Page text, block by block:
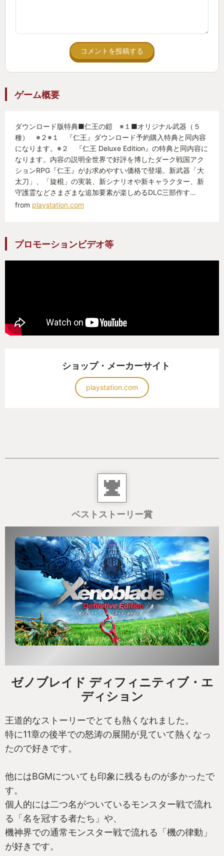
あとは敵キャラのケリーについてはヘイトを集めて
くれたのでいいキャラでした。最後に明かされる事
実についてもびっくりしました。
ゲームを進めるうえで印象に残ったのは、やはりス
テージの最後に戦うボスであり、特に2体のボスが印
象に残っています。
1体目は、二番目のボスが動きもはやく麻痺も使って
くるので一番苦戦しました。初見とか一瞬で倒され
まだDLCや仁王2はプレイできていないので、時間が
のブラッドボーンもプレイしてみたいですね。
コメントを投稿する
ゲーム概要
ダウンロード版特典■仁王の鎧 ※１■オリジナル武器（５
種） ※２※１ 『仁王』ダウンロード予約購入特典と同内容
になります。※２ 『仁王 Deluxe Edition』の特典と同内容に
なります。内容の説明全世界で好評を博したダーク戦国アク
ションRPG『仁王』がお求めやすい価格で登場。新武器「大
太刀」、「旋棍」の実装、新シナリオや新キャラクター、新
守護霊などさまざまな追加要素が楽しめるDLC三部作す…
from playstation.com
プロモーションビデオ等
ショップ・メーカーサイト
playstation.com
ベストストーリー賞
ゼノブレイド ディフィニティブ・エ
ディション
王道的なストーリーでとても熱くなれました。
特に11章の後半での怒涛の展開が見ていて熱くなっ
たので好きです。
他にはBGMについても印象に残るものが多かったで
す。
個人的には二つ名がついているモンスター戦で流れ
る「名を冠する者たち」や、
機神界での通常モンスター戦で流れる「機の律動」
が好きです。